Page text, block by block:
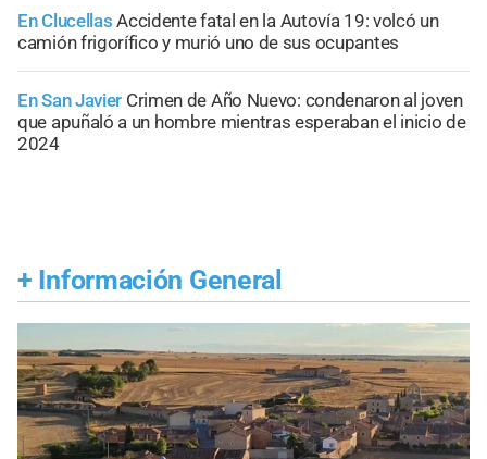
En Clucellas Accidente fatal en la Autovía 19: volcó un
camión frigorífico y murió uno de sus ocupantes
En San Javier Crimen de Año Nuevo: condenaron al joven
que apuñaló a un hombre mientras esperaban el inicio de
2024
+ Información General